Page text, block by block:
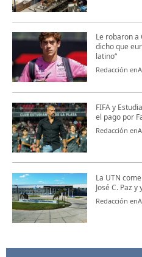
Le robaron a
dicho que
latino“
Redacción
FIFA y
el pago por
Redacción
La UTN
José C. Paz
Redacción